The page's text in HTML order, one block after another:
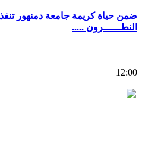
ضمن حياة كريمة جامعة دمنهور
النطــــــرون .....
12:00